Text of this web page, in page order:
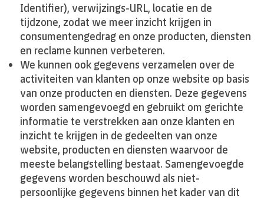
Identifier), verwijzings-URL, locatie en de
tijdzone, zodat we meer inzicht krijgen in
consumentengedrag en onze producten, diensten
en reclame kunnen verbeteren.
We kunnen ook gegevens verzamelen over de
activiteiten van klanten op onze website op basis
van onze producten en diensten. Deze gegevens
worden samengevoegd en gebruikt om gerichte
informatie te verstrekken aan onze klanten en
inzicht te krijgen in de gedeelten van onze
website, producten en diensten waarvoor de
meeste belangstelling bestaat. Samengevoegde
gegevens worden beschouwd als niet-
persoonlijke gegevens binnen het kader van dit